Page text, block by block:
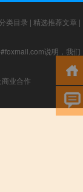
类目录 | 精选推荐文章 |
说明，我们
业合作